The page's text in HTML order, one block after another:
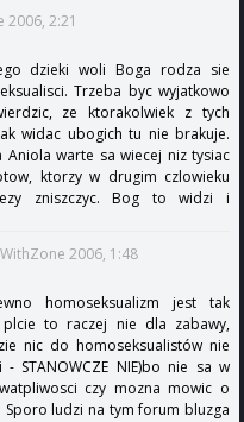
2:21
dzieki woli Boga rodza sie
Trzeba byc wyjatkowo
ze ktorakolwiek z tych
widac ubogich tu nie brakuje.
Aniola warte sa wiecej niz tysiac
ktorzy w drugim czlowieku
zniszczyc. Bog to widzi i
2006, 1:48
homoseksualizm jest tak
to raczej nie dla zabawy,
nic do homoseksualistów nie
STANOWCZE NIE)bo nie sa w
czy mozna mowic o
ludzi na tym forum bluzga